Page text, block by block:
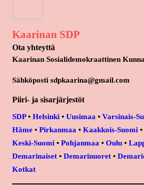
Kaarinan SDP
Ota yhteyttä
Kaarinan Sosialidemokraattinen
Sähköposti sdpkaarina@gmail.com
Piiri- ja sisarjärjestöt
SDP• Helsinki • Uusimaa • Varsinais-
Häme • Pirkanmaa • Kaakkois-Suomi •
Keski-Suomi • Pohjanmaa • Oulu •
Demarinaiset • Demarinuoret •
Kotkat